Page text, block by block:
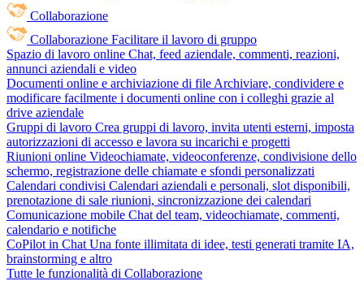
Collaborazione
Collaborazione Facilitare il lavoro di gruppo
Spazio di lavoro online Chat, feed aziendale, commenti, reazioni,
annunci aziendali e video
Documenti online e archiviazione di file Archiviare, condividere e
modificare facilmente i documenti online con i colleghi grazie al
drive aziendale
Gruppi di lavoro Crea gruppi di lavoro, invita utenti esterni, imposta
autorizzazioni di accesso e lavora su incarichi e progetti
Riunioni online Videochiamate, videoconferenze, condivisione dello
schermo, registrazione delle chiamate e sfondi personalizzati
Calendari condivisi Calendari aziendali e personali, slot disponibili,
prenotazione di sale riunioni, sincronizzazione dei calendari
Comunicazione mobile Chat del team, videochiamate, commenti,
calendario e notifiche
CoPilot in Chat Una fonte illimitata di idee, testi generati tramite IA,
brainstorming e altro
Tutte le funzionalità di Collaborazione